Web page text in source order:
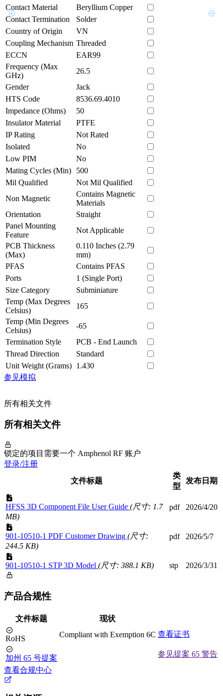
Contact Material
Beryllium Copper
Contact Termination
Solder
Country of Origin
VN
Coupling Mechanism Threaded
ECCN
EAR99
Frequency (Max
GHz)
26.5
Gender
Jack
HTS Code
8536.69.4010
Impedance (Ohms)
50
Insulator Material
PTFE
IP Rating
Not Rated
Isolated
No
Low PIM
No
Mating Cycles (Min)
500
Mil Qualified
Not Mil Qualified
Non Magnetic
Contains Magnetic
Materials
Orientation
Straight
Panel Mounting
Feature
Not Applicable
PCB Thickness
(Max)
0.110 Inches (2.79
mm)
PFAS
Contains PFAS
Ports
1 (Single Port)
Size Category
Subminiature
Temp (Max Degrees
Celsius)
165
Temp (Min Degrees
Celsius)
-65
Termination Style
PCB - End Launch
Thread Direction
Standard
Unit Weight (Grams) 1.430
参见模拟
所有相关文件
所有相关文件
锁定的项目需要一个 Amphenol RF 账户
登录/注册
文件标题
类
型
发布日期
HFSS 3D Component File User Guide (尺寸: 1.7
MB)
pdf 2026/4/20
901-10510-1 PDF Customer Drawing (尺寸:
244.5 KB)
pdf 2026/5/7
901-10510-1 STP 3D Model (尺寸: 388.1 KB) stp 2026/3/31
产品合规性
文件标题 现状
RoHS Compliant with Exemption 6C 查看证书
加州 65 号提案
参见提案 65 警告
查看合规中心